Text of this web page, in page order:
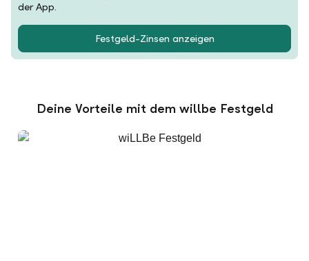
der App.
Festgeld-Zinsen anzeigen
Deine Vorteile mit dem willbe Festgeld